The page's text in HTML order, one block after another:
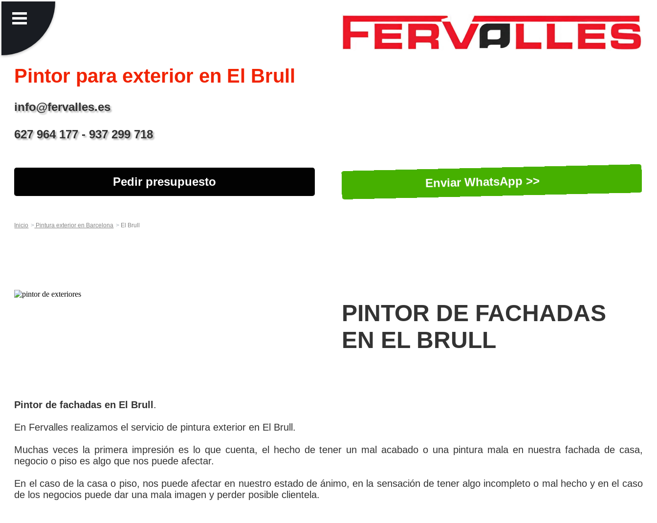
Pintor para exterior en El Brull
info@fervalles.es
627 964 177 - 937 299 718
Pedir presupuesto Enviar WhatsApp >>
Inicio Pintura exterior en Barcelona El Brull
PINTOR DE FACHADAS
EN EL BRULL
Pintor de fachadas en El Brull.
En Fervalles realizamos el servicio de pintura exterior en El Brull.
Muchas veces la primera impresión es lo que cuenta, el hecho de tener un mal acabado o una pintura mala en nuestra fachada de casa,
negocio o piso es algo que nos puede afectar.
En el caso de la casa o piso, nos puede afectar en nuestro estado de ánimo, en la sensación de tener algo incompleto o mal hecho y en el caso
de los negocios puede dar una mala imagen y perder posible clientela.